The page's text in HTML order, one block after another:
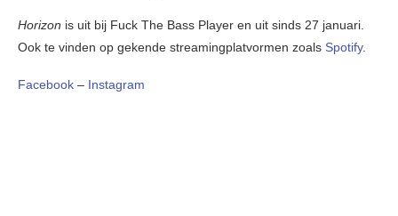
Horizon is uit bij Fuck The Bass Player en uit sinds 27 januari.
Ook te vinden op gekende streamingplatvormen zoals Spotify.
Facebook – Instagram